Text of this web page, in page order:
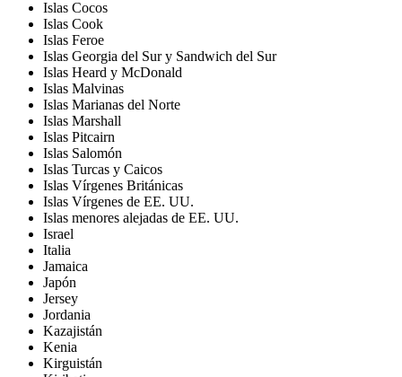
Islas Cocos
Islas Cook
Islas Feroe
Islas Georgia del Sur y Sandwich del Sur
Islas Heard y McDonald
Islas Malvinas
Islas Marianas del Norte
Islas Marshall
Islas Pitcairn
Islas Salomón
Islas Turcas y Caicos
Islas Vírgenes Británicas
Islas Vírgenes de EE. UU.
Islas menores alejadas de EE. UU.
Israel
Italia
Jamaica
Japón
Jersey
Jordania
Kazajistán
Kenia
Kirguistán